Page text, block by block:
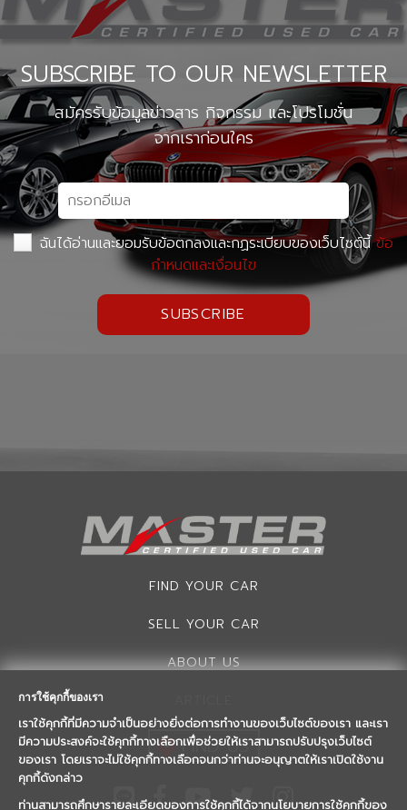
SUBSCRIBE TO OUR NEWSLETTER
สมัครรับข้อมูลข่าวสาร กิจกรรม และโปรโมชั่น
จากเราก่อนใคร
ฉันได้อ่านและยอมรับข้อตกลงและกฏระเบียบของเว็บไซต์นี้ข้อ
กำหนดและเงื่อนไข
SUBSCRIBE
FIND YOUR CAR
SELL YOUR CAR
ABOUT US
FIND US
การใช้คุกกี้ของเรา
เราใช้คุกกี้ที่มีความจำเป็นอย่างยิ่งต่อการทำงานของเว็บไซต์ของเรา และเรา
มีความประสงค์จะใช้คุกกี้ทางเลือกเพื่อช่วยให้เราสามารถปรับปรุงเว็บไซต์
ของเรา โดยเราจะไม่ใช้คุกกี้ทางเลือกจนกว่าท่านจะอนุญาตให้เราเปิดใช้งาน
คุกกี้ดังกล่าว
ท่านสามารถศึกษารายละเอียดของการใช้คุกกี้ได้จากนโยบายการใช้คุกกี้ของ